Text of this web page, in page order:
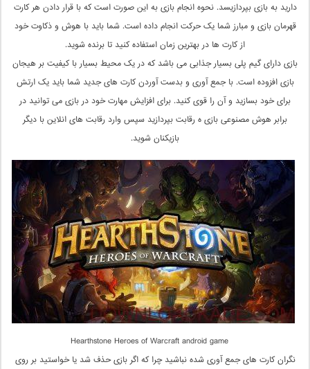
دارید به بازی بپردازیسد. نحوه انجام بازی به این صورت است که با قرار دادن هر کارت
قهرمان بازی و مبارز شما یک حرکت انجام داده است. شما باید با هوش و ذکاوت خود
از کارت ها در بهترین زمان استفاده کنید تا برنده شوید.
بازی دارای گیم پلی بسیار جذابی می باشد که در یک محیط بسیار با کیفیت بر هیجان
بازی افزوده است. با جمع آوری و بدست آوردن کارت های جدید شما باید یک ارتش
برای خود بسازید و آن را قوی کنید. برای افزایش مهارت خود در بازی می توانید در
برابر هوش مصنوعی بازی ه رقابت بپردازید سپس وارد رقابت های انلاین با دیگر
بازیکنان شوید.
Hearthstone Heroes of Warcraft android game
نگران کارت های جمع آوری شده نباشید چرا که اگر بازی حذف شد یا خواستید بر روی